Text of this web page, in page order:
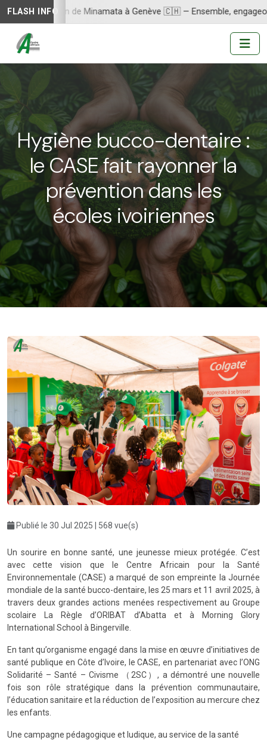
FLASH INFO
la Convention de Minamata à Genève 🇨🇭 — Ensemble,
Hygiène bucco-dentaire :
le CASE fait rayonner la
prévention dans les
écoles ivoiriennes
Publié le 30 Jul 2025 | 568 vue(s)
Un sourire en bonne santé, une jeunesse mieux protégée. C’est
avec cette vision que le Centre Africain pour la Santé
Environnementale (CASE) a marqué de son empreinte la Journée
mondiale de la santé bucco-dentaire, les 25 mars et 11 avril 2025, à
travers deux grandes actions menées respectivement au Groupe
scolaire La Règle d’ORIBAT d’Abatta et à Morning Glory
International School à Bingerville.
En tant qu’organisme engagé dans la mise en œuvre d’initiatives de
santé publique en Côte d’Ivoire, le CASE, en partenariat avec l’ONG
Solidarité – Santé – Civisme （2SC）, a démontré une nouvelle
fois son rôle stratégique dans la prévention communautaire,
l’éducation sanitaire et la réduction de l’exposition au mercure chez
les enfants.
Une campagne pédagogique et ludique, au service de la santé